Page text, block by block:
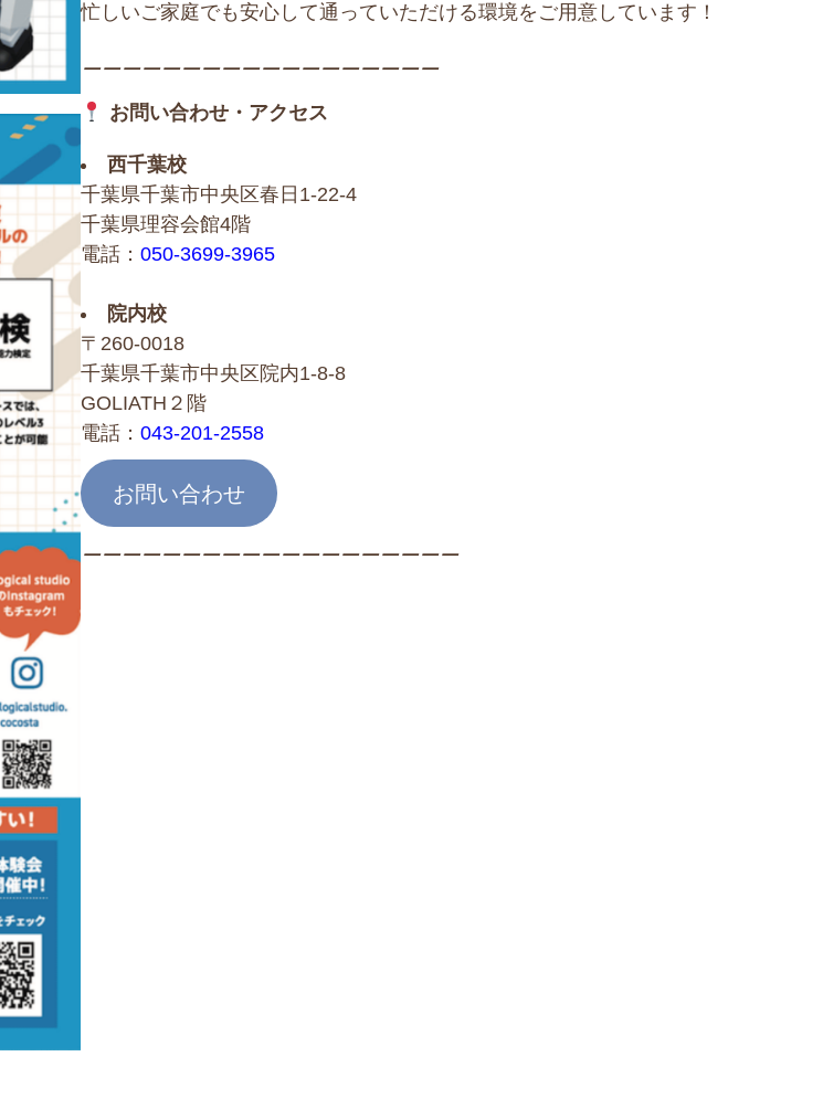
忙しいご家庭でも安心して通っていただける環境をご用意しています！
ーーーーーーーーーーーーーーーーーー
お問い合わせ・アクセス
西千葉校
千葉県千葉市中央区春日1-22-4
千葉県理容会館4階
電話： 050-3699-3965
院内校
〒260-0018
千葉県千葉市中央区院内1-8-8
GOLIATH２階
電話： 043-201-2558
お問い合わせ
ーーーーーーーーーーーーーーーーーーー